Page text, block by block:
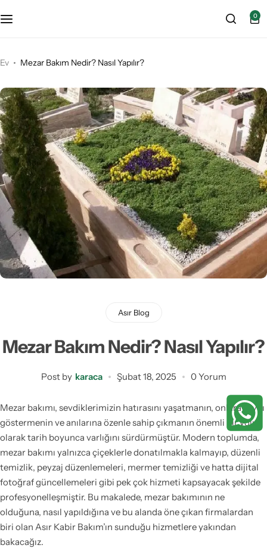
0
Ev Mezar Bakım Nedir? Nasıl Yapılır?
Asır Blog
Mezar Bakım Nedir? Nasıl Yapılır?
Post by karaca Şubat 18, 2025 0 Yorum
Mezar bakımı, sevdiklerimizin hatırasını yaşatmanın, onlara saygı
göstermenin ve anılarına özenle sahip çıkmanın önemli bir yolu
olarak tarih boyunca varlığını sürdürmüştür. Modern toplumda,
mezar bakımı yalnızca çiçeklerle donatılmakla kalmayıp, düzenli
temizlik, peyzaj düzenlemeleri, mermer temizliği ve hatta dijital
fotoğraf güncellemeleri gibi pek çok hizmeti kapsayacak şekilde
profesyonelleşmiştir. Bu makalede, mezar bakımının ne
olduğuna, nasıl yapıldığına ve bu alanda öne çıkan firmalardan
biri olan Asır Kabir Bakım’ın sunduğu hizmetlere yakından
bakacağız.
Ekonomik Paket
Çakıl Taşı Hizmeti – Dolomit Taşı
Asır Kabir Bakım Peyzaj Galeri